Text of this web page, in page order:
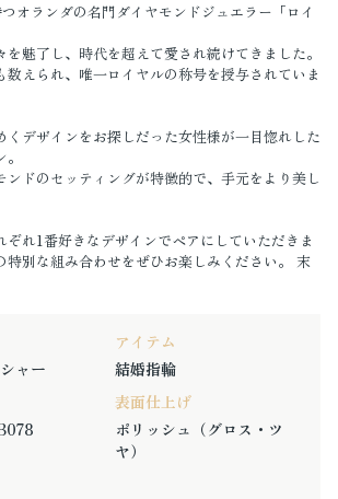
オランダの名門ダイヤモンドジュエラー「ロイ
魅了し、時代を超えて愛され続けてきました。
数えられ、唯一ロイヤルの称号を授与されていま
くデザインをお探しだった女性様が一目惚れした
ンドのセッティングが特徴的で、手元をより美し
ぞれ1番好きなデザインでペアにしていただきま
特別な組み合わせをぜひお楽しみください。 末
ャー
アイテム
結婚指輪
表面仕上げ
ポリッシュ（グロス・ツ
ヤ）